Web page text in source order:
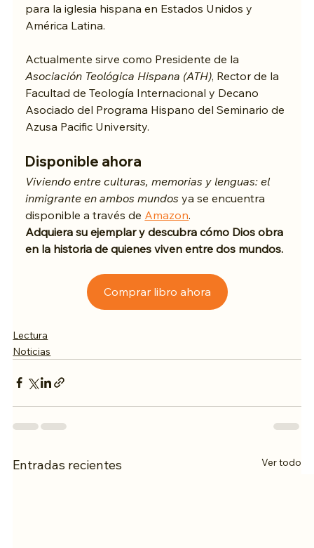
para la iglesia hispana en Estados Unidos y
América Latina.
Actualmente sirve como Presidente de la
Asociación Teológica Hispana (ATH), Rector de la
Facultad de Teología Internacional y Decano
Asociado del Programa Hispano del Seminario de
Azusa Pacific University.
Disponible ahora
Viviendo entre culturas, memorias y lenguas: el
inmigrante en ambos mundos ya se encuentra
disponible a través de Amazon.
Adquiera su ejemplar y descubra cómo Dios obra
en la historia de quienes viven entre dos mundos.
Comprar libro ahora
Lectura
Noticias
Entradas recientes Ver todo